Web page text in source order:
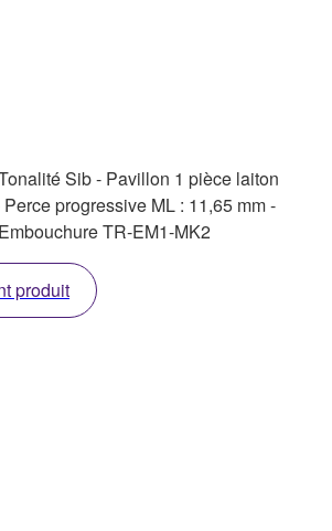
Sib - Pavillon 1 pièce laiton
progressive ML : 11,65 mm -
TR-EM1-MK2
produit